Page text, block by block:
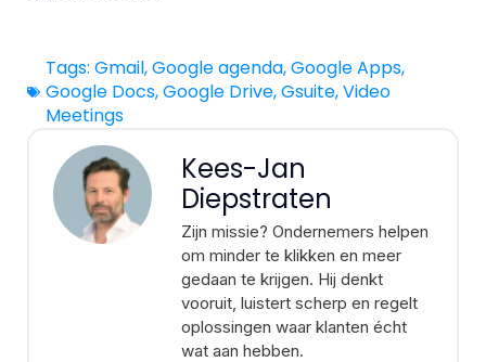
Tags: Gmail,Google agenda,Google Apps,
Google Docs,Google Drive,Gsuite,Video
Meetings
Kees-Jan
Diepstraten
Zijn missie? Ondernemers helpen
om minder te klikken en meer
gedaan te krijgen. Hij denkt
vooruit, luistert scherp en regelt
oplossingen waar klanten écht
wat aan hebben.